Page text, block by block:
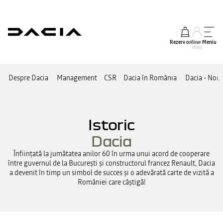
Rezerv online
Contul
meu
Meniu
Despre Dacia Management CSR Dacia în România Dacia -
Istoric
Dacia
Înființată la jumătatea anilor 60 în urma unui acord de cooperare
între guvernul de la București și constructorul francez Renault, Dacia
a devenit în timp un simbol de succes și o adevărată carte de vizită a
României care câștigă!